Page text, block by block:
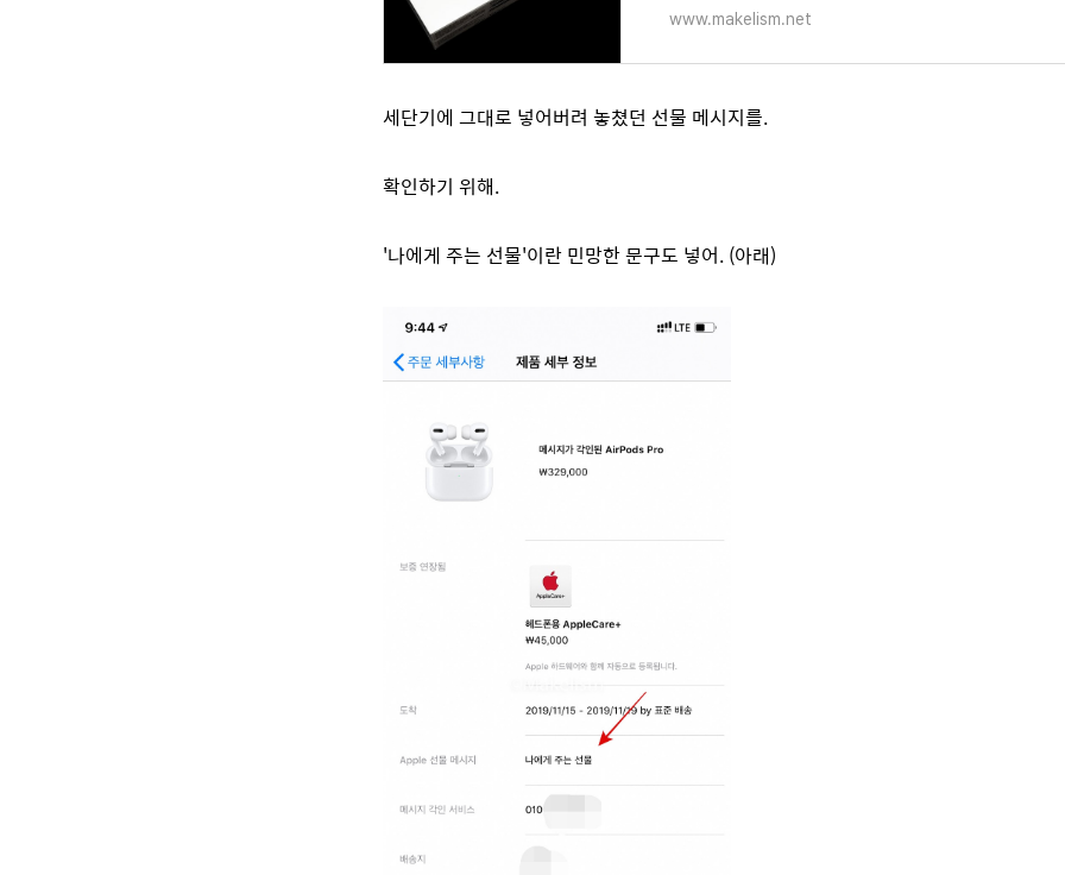
www.makelism.net
세단기에 그대로 넣어버려 놓쳤던 선물 메시지를.
확인하기 위해.
'나에게 주는 선물'이란 민망한 문구도 넣어. (아래)